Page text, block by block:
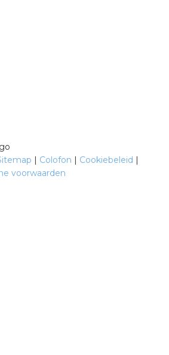
| Colofon | Cookiebeleid |
voorwaarden